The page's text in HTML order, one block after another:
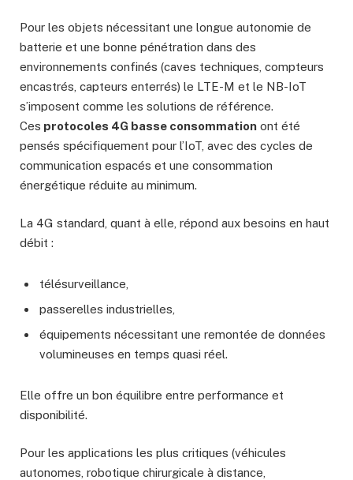
Pour les objets nécessitant une longue autonomie de
batterie et une bonne pénétration dans des
environnements confinés (caves techniques, compteurs
encastrés, capteurs enterrés) le LTE-M et le NB-IoT
s’imposent comme les solutions de référence.
Ces protocoles 4G basse consommation ont été
pensés spécifiquement pour l’IoT, avec des cycles de
communication espacés et une consommation
énergétique réduite au minimum.
La 4G standard, quant à elle, répond aux besoins en haut
débit :
télésurveillance,
passerelles industrielles,
équipements nécessitant une remontée de données
volumineuses en temps quasi réel.
Elle offre un bon équilibre entre performance et
disponibilité.
Pour les applications les plus critiques (véhicules
autonomes, robotique chirurgicale à distance,